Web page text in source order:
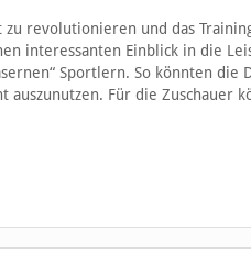
revolutionieren und das
interessanten Einblick in die
Sportlern. So könnten
auszunutzen. Für die